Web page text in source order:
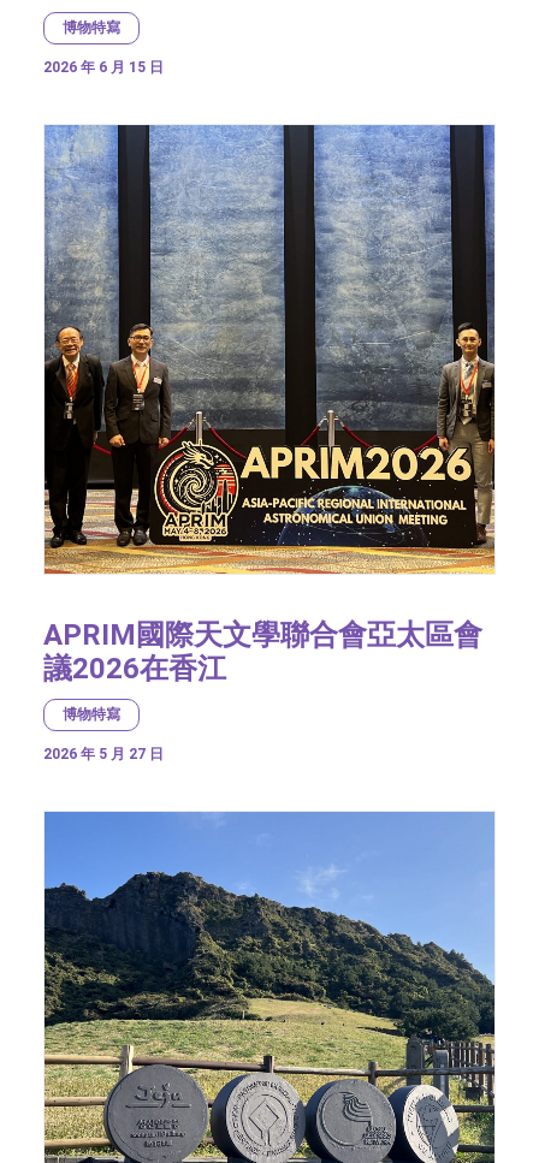
博物特寫
2026 年 6 月 15 日
APRIM國際天文學聯合會亞太區會
議2026在香江
博物特寫
2026 年 5 月 27 日